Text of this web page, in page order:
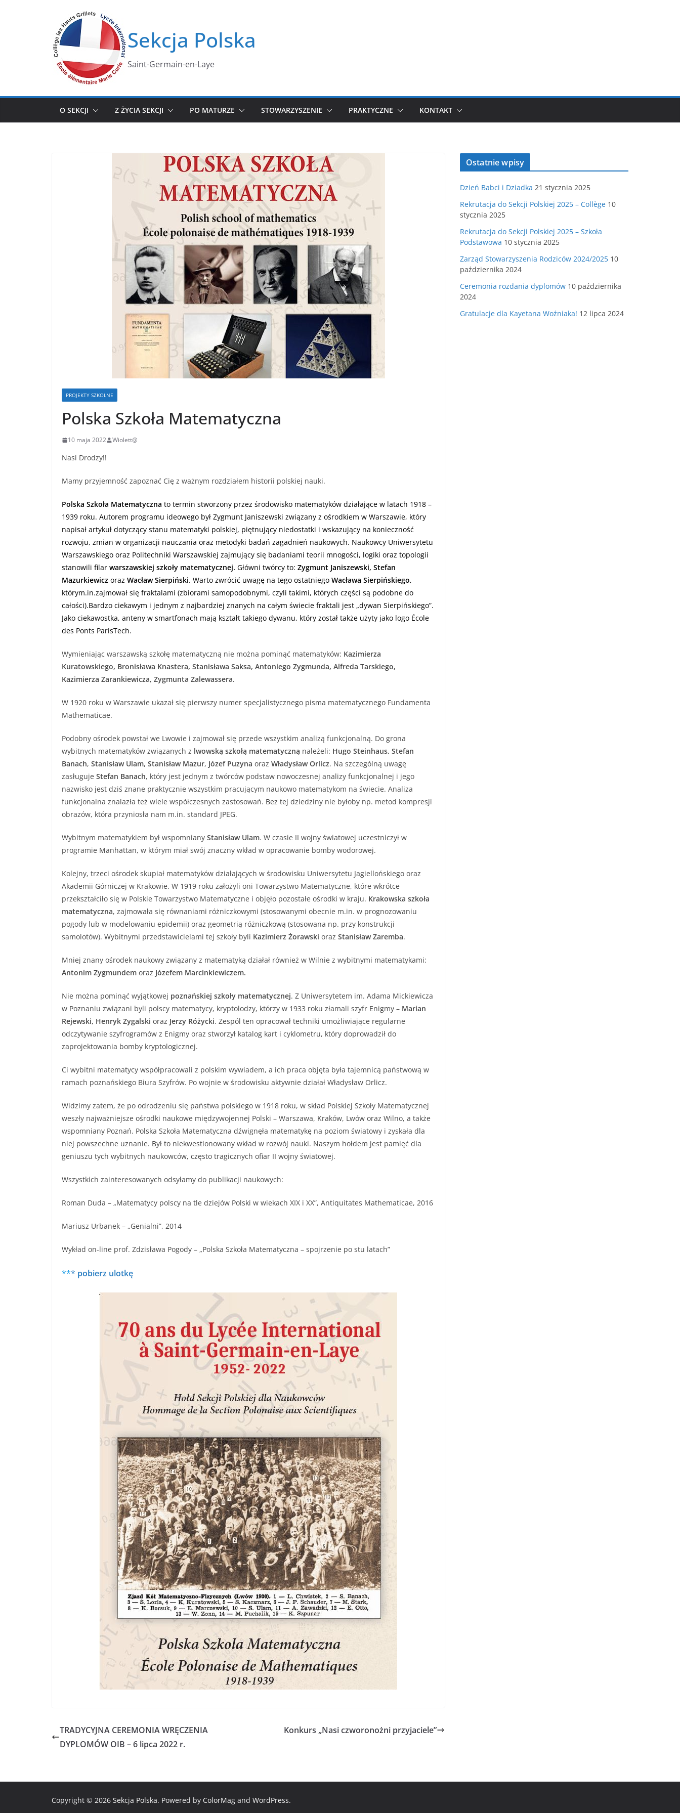
Sekcja Polska
Saint-Germain-en-Laye
O SEKCJI Z ŻYCIA SEKCJI PO MATURZE STOWARZYSZENIE PRAKTYCZNE KONTAKT
PROJEKTY SZKOLNE
Polska Szkoła Matematyczna
10 maja 2022 Wiolett@
Nasi Drodzy!!
Mamy przyjemność zapoznać Cię z ważnym rozdziałem historii polskiej nauki.
Polska Szkoła Matematyczna to termin stworzony przez środowisko matematyków działające w latach 1918 –
1939 roku. Autorem programu ideowego był Zygmunt Janiszewski związany z ośrodkiem w Warszawie, który
napisał artykuł dotyczący stanu matematyki polskiej, piętnujący niedostatki i wskazujący na konieczność
rozwoju, zmian w organizacji nauczania oraz metodyki badań zagadnień naukowych. Naukowcy Uniwersytetu
Warszawskiego oraz Politechniki Warszawskiej zajmujący się badaniami teorii mnogości, logiki oraz topologii
stanowili filar warszawskiej szkoły matematycznej. Główni twórcy to: Zygmunt Janiszewski, Stefan
Mazurkiewicz oraz Wacław Sierpiński. Warto zwrócić uwagę na tego ostatniego Wacława Sierpińskiego,
którym.in.zajmował się fraktalami (zbiorami samopodobnymi, czyli takimi, których części są podobne do
całości).Bardzo ciekawym i jednym z najbardziej znanych na całym świecie fraktali jest „dywan Sierpińskiego”.
Jako ciekawostka, anteny w smartfonach mają kształt takiego dywanu, który został także użyty jako logo École
des Ponts ParisTech.
Wymieniając warszawską szkołę matematyczną nie można pominąć matematyków: Kazimierza
Kuratowskiego, Bronisława Knastera, Stanisława Saksa, Antoniego Zygmunda, Alfreda Tarskiego,
Kazimierza Zarankiewicza, Zygmunta Zalewassera.
W 1920 roku w Warszawie ukazał się pierwszy numer specjalistycznego pisma matematycznego Fundamenta
Mathematicae.
Podobny ośrodek powstał we Lwowie i zajmował się przede wszystkim analizą funkcjonalną. Do grona
wybitnych matematyków związanych z lwowską szkołą matematyczną należeli: Hugo Steinhaus, Stefan
Banach, Stanisław Ulam, Stanisław Mazur, Józef Puzyna oraz Władysław Orlicz. Na szczególną uwagę
zasługuje Stefan Banach, który jest jednym z twórców podstaw nowoczesnej analizy funkcjonalnej i jego
nazwisko jest dziś znane praktycznie wszystkim pracującym naukowo matematykom na świecie. Analiza
funkcjonalna znalazła też wiele współczesnych zastosowań. Bez tej dziedziny nie byłoby np. metod kompresji
obrazów, która przyniosła nam m.in. standard JPEG.
Wybitnym matematykiem był wspomniany Stanisław Ulam. W czasie II wojny światowej uczestniczył w
programie Manhattan, w którym miał swój znaczny wkład w opracowanie bomby wodorowej.
Kolejny, trzeci ośrodek skupiał matematyków działających w środowisku Uniwersytetu Jagiellońskiego oraz
Akademii Górniczej w Krakowie. W 1919 roku założyli oni Towarzystwo Matematyczne, które wkrótce
przekształciło się w Polskie Towarzystwo Matematyczne i objęło pozostałe ośrodki w kraju. Krakowska szkoła
matematyczna, zajmowała się równaniami różniczkowymi (stosowanymi obecnie m.in. w prognozowaniu
pogody lub w modelowaniu epidemii) oraz geometrią różniczkową (stosowana np. przy konstrukcji
samolotów). Wybitnymi przedstawicielami tej szkoły byli Kazimierz Żorawski oraz Stanisław Zaremba.
Mniej znany ośrodek naukowy związany z matematyką działał również w Wilnie z wybitnymi matematykami:
Antonim Zygmundem oraz Józefem Marcinkiewiczem.
Nie można pominąć wyjątkowej poznańskiej szkoły matematycznej. Z Uniwersytetem im. Adama Mickiewicza
w Poznaniu związani byli polscy matematycy, kryptolodzy, którzy w 1933 roku złamali szyfr Enigmy – Marian
Rejewski, Henryk Zygalski oraz Jerzy Różycki. Zespól ten opracował techniki umożliwiające regularne
odczytywanie szyfrogramów z Enigmy oraz stworzył katalog kart i cyklometru, który doprowadził do
zaprojektowania bomby kryptologicznej.
Ci wybitni matematycy współpracowali z polskim wywiadem, a ich praca objęta była tajemnicą państwową w
ramach poznańskiego Biura Szyfrów. Po wojnie w środowisku aktywnie działał Władysław Orlicz.
Widzimy zatem, że po odrodzeniu się państwa polskiego w 1918 roku, w skład Polskiej Szkoły Matematycznej
weszły najważniejsze ośrodki naukowe międzywojennej Polski – Warszawa, Kraków, Lwów oraz Wilno, a także
wspomniany Poznań. Polska Szkoła Matematyczna dźwignęła matematykę na poziom światowy i zyskała dla
niej powszechne uznanie. Był to niekwestionowany wkład w rozwój nauki. Naszym hołdem jest pamięć dla
geniuszu tych wybitnych naukowców, często tragicznych ofiar II wojny światowej.
Wszystkich zainteresowanych odsyłamy do publikacji naukowych:
Roman Duda – „Matematycy polscy na tle dziejów Polski w wiekach XIX i XX”, Antiquitates Mathematicae, 2016
Mariusz Urbanek – „Genialni”, 2014
Wykład on-line prof. Zdzisława Pogody – „Polska Szkoła Matematyczna – spojrzenie po stu latach”
*** pobierz ulotkę
TRADYCYJNA CEREMONIA WRĘCZENIA
DYPLOMÓW OIB – 6 lipca 2022 r.
Konkurs „Nasi czworonożni przyjaciele”
Ostatnie wpisy
Dzień Babci i Dziadka 21 stycznia 2025
Rekrutacja do Sekcji Polskiej 2025 – Collège 10
stycznia 2025
Rekrutacja do Sekcji Polskiej 2025 – Szkoła
Podstawowa 10 stycznia 2025
Zarząd Stowarzyszenia Rodziców 2024/2025 10
października 2024
Ceremonia rozdania dyplomów 10 października
2024
Gratulacje dla Kayetana Woźniaka! 12 lipca 2024
Copyright © 2026 Sekcja Polska. Powered by ColorMag and WordPress.